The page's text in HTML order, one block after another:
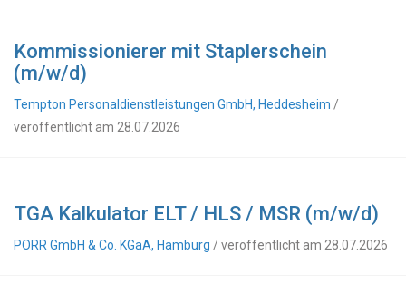
Kommissionierer mit Staplerschein
(m/w/d)
Tempton Personaldienstleistungen GmbH, Heddesheim /
veröffentlicht am 28.07.2026
TGA Kalkulator ELT / HLS / MSR (m/w/d)
PORR GmbH & Co. KGaA, Hamburg / veröffentlicht am 28.07.2026